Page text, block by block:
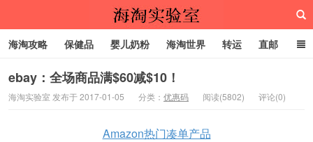
海淘攻略 保健品 婴儿奶粉 海淘世界 转运 直邮
代购服务
ebay：全场商品满$60减$10！
海淘实验室 发布于 2017-01-05 分类： 优惠码 阅读(5802) 评论(0)
Amazon热门凑单产品